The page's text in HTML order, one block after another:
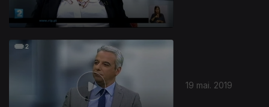
19 mai. 2019
407733